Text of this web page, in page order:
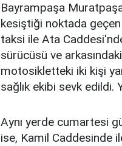
Bayrampaşa
kesiştiği noktada
taksi ile Ata
sürücüsü ve
motosikletteki iki kişi
sağlık ekibi sevk edildi.
Aynı yerde cumartesi
ise, Kamil Caddesinde